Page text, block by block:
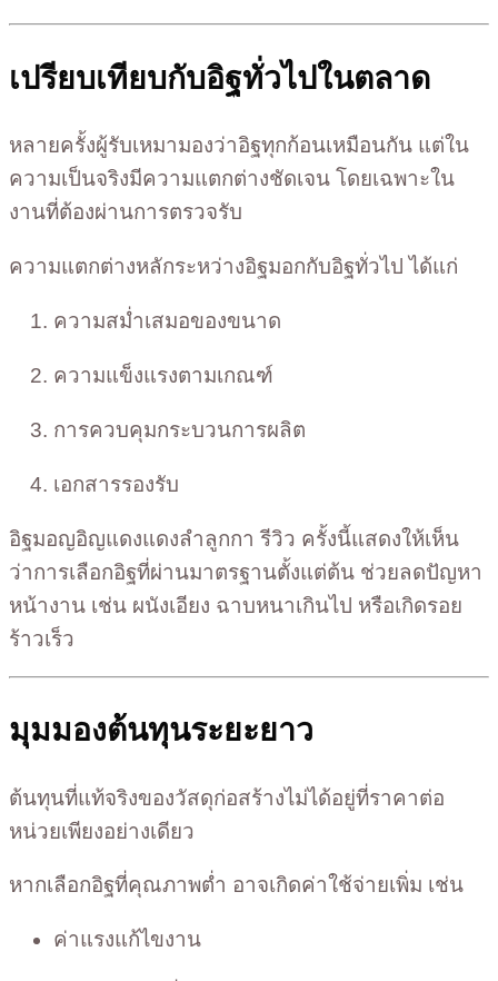
เปรียบเทียบกับอิฐทั่วไปในตลาด
หลายครั้งผู้รับเหมามองว่าอิฐทุกก้อนเหมือนกัน แต่ใน
ความเป็นจริงมีความแตกต่างชัดเจน โดยเฉพาะใน
งานที่ต้องผ่านการตรวจรับ
ความแตกต่างหลักระหว่างอิฐมอกกับอิฐทั่วไป ได้แก่
ความสม่ำเสมอของขนาด
ความแข็งแรงตามเกณฑ์
การควบคุมกระบวนการผลิต
เอกสารรองรับ
อิฐมอญอิญแดงแดงลำลูกกา รีวิว ครั้งนี้แสดงให้เห็น
ว่าการเลือกอิฐที่ผ่านมาตรฐานตั้งแต่ต้น ช่วยลดปัญหา
หน้างาน เช่น ผนังเอียง ฉาบหนาเกินไป หรือเกิดรอย
ร้าวเร็ว
มุมมองต้นทุนระยะยาว
ต้นทุนที่แท้จริงของวัสดุก่อสร้างไม่ได้อยู่ที่ราคาต่อ
หน่วยเพียงอย่างเดียว
หากเลือกอิฐที่คุณภาพต่ำ อาจเกิดค่าใช้จ่ายเพิ่ม เช่น
ค่าแรงแก้ไขงาน